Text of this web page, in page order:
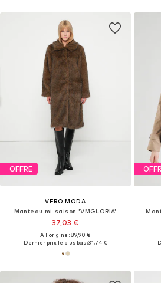
OFFRE
VERO MODA
Manteau mi-saison 'VMGLORIA'
37,03 €
À l'origine : 89,90 €
Dernier prix le plus bas :31,74 €